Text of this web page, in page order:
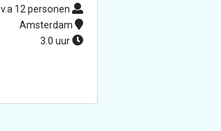
v.a 12 personen
Amsterdam
3.0 uur